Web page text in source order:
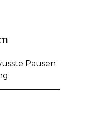
Pausen